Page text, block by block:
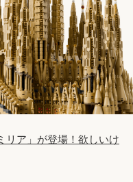
リア」が登場！欲しいけ